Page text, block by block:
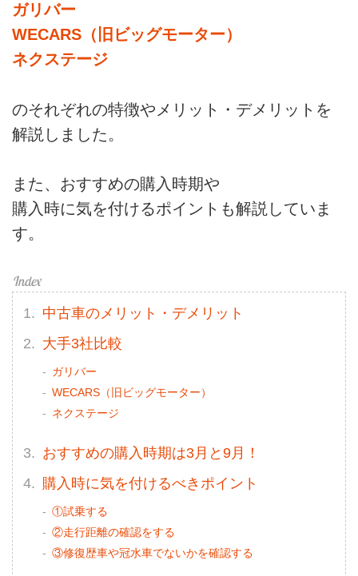
ガリバー
WECARS（旧ビッグモーター）
ネクステージ
のそれぞれの特徴やメリット・デメリットを
解説しました。
また、おすすめの購入時期や
購入時に気を付けるポイントも解説していま
す。
中古車のメリット・デメリット
大手3社比較
ガリバー
WECARS（旧ビッグモーター）
ネクステージ
おすすめの購入時期は3月と9月！
購入時に気を付けるべきポイント
①試乗する
②走行距離の確認をする
③修復歴車や冠水車でないかを確認する